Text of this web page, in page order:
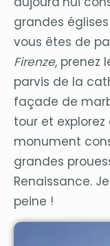
grandes
vous êtes de
Firenze, prenez
parvis de la
façade de
tour et
monument
grandes
Renaissance.
peine !